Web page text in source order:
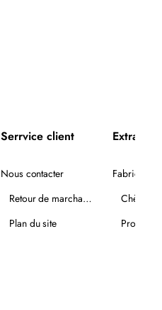
Serrvice client
Nous contacter
Retour de marchandise
Plan du site
Extra
Fabricants